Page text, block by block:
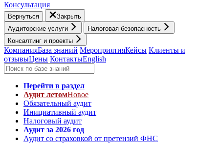
Консультация
Вернуться
Закрыть
Аудиторские услуги
Налоговая безопасность
Консалтинг и проекты
КомпанияБаза знаний МероприятияКейсы Клиенты и
отзывыЦены КонтактыEnglish
Перейти в раздел
Аудит летомНовое
Обязательный аудит
Инициативный аудит
Налоговый аудит
Аудит за 2026 год
Аудит со страховкой от претензий ФНС